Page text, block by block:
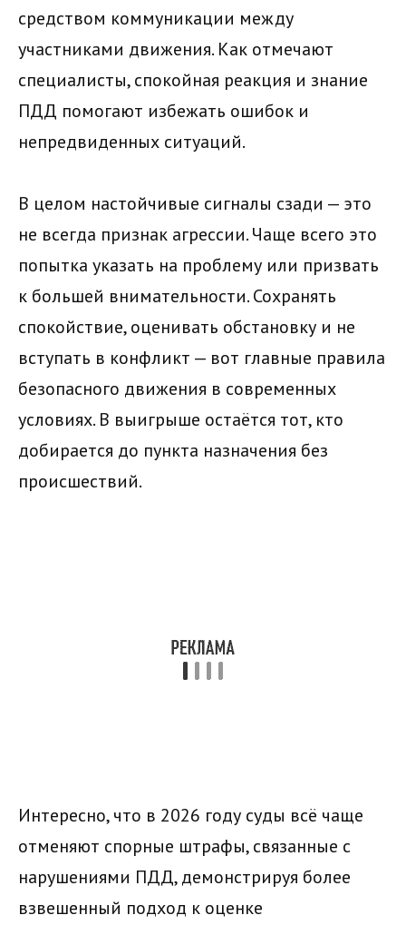
средством коммуникации между
участниками движения. Как отмечают
специалисты, спокойная реакция и знание
ПДД помогают избежать ошибок и
непредвиденных ситуаций.
В целом настойчивые сигналы сзади — это
не всегда признак агрессии. Чаще всего это
попытка указать на проблему или призвать
к большей внимательности. Сохранять
спокойствие, оценивать обстановку и не
вступать в конфликт — вот главные правила
безопасного движения в современных
условиях. В выигрыше остаётся тот, кто
добирается до пункта назначения без
происшествий.
Интересно, что в 2026 году суды всё чаще
отменяют спорные штрафы, связанные с
нарушениями ПДД, демонстрируя более
взвешенный подход к оценке